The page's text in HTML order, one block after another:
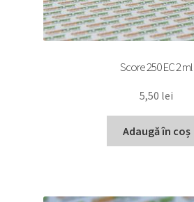
Score 250 EC 2 ml
5,50 lei
Adaugă în coș